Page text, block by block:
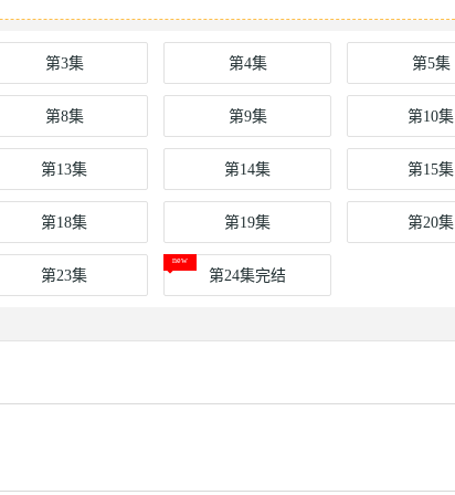
第3集 第4集 第5集
第8集 第9集 第10集
第13集 第14集 第15集
第18集 第19集 第20集
第23集 第24集完结